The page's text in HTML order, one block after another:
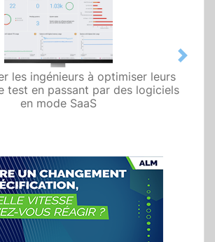
les ingénieurs à optimiser leurs
test en passant par des logiciels
en mode SaaS
Next